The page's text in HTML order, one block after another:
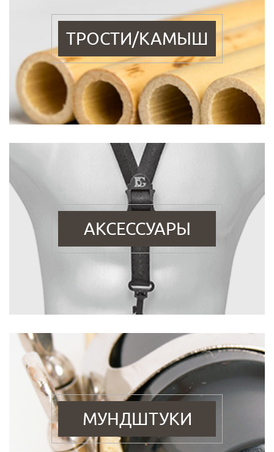
ТРОСТИ/КАМЫШ
АКСЕССУАРЫ
МУНДШТУКИ